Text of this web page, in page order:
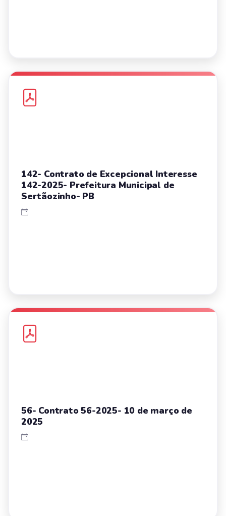
142- Contrato de Excepcional Interesse
142-2025- Prefeitura Municipal de
Sertãozinho- PB
56- Contrato 56-2025- 10 de março de
2025